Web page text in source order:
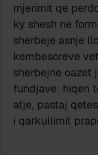
mjerimit qe
ky shesh ne
sherbeje asnje
kembesoreve
sherbejne oazet
fundjave: hiqen
atje, pastaj
i qarkullimit